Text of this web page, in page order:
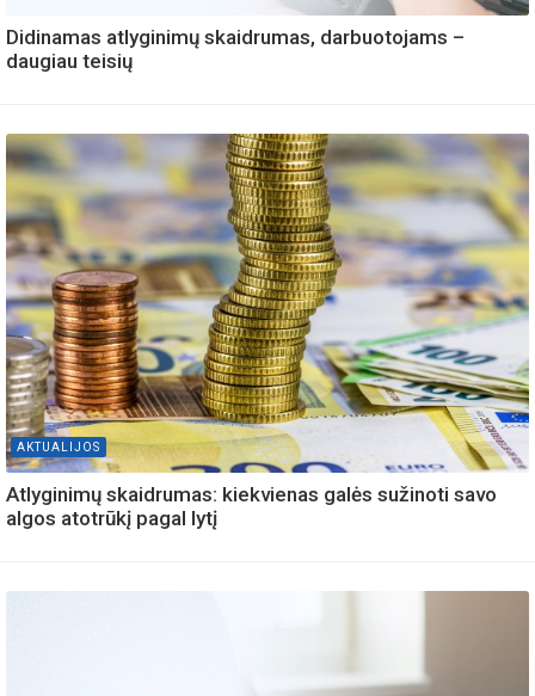
Didinamas atlyginimų skaidrumas, darbuotojams –
daugiau teisių
AKTUALIJOS
Atlyginimų skaidrumas: kiekvienas galės sužinoti savo
algos atotrūkį pagal lytį